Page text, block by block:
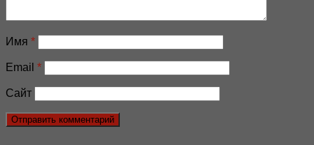
Имя *
Email *
Сайт